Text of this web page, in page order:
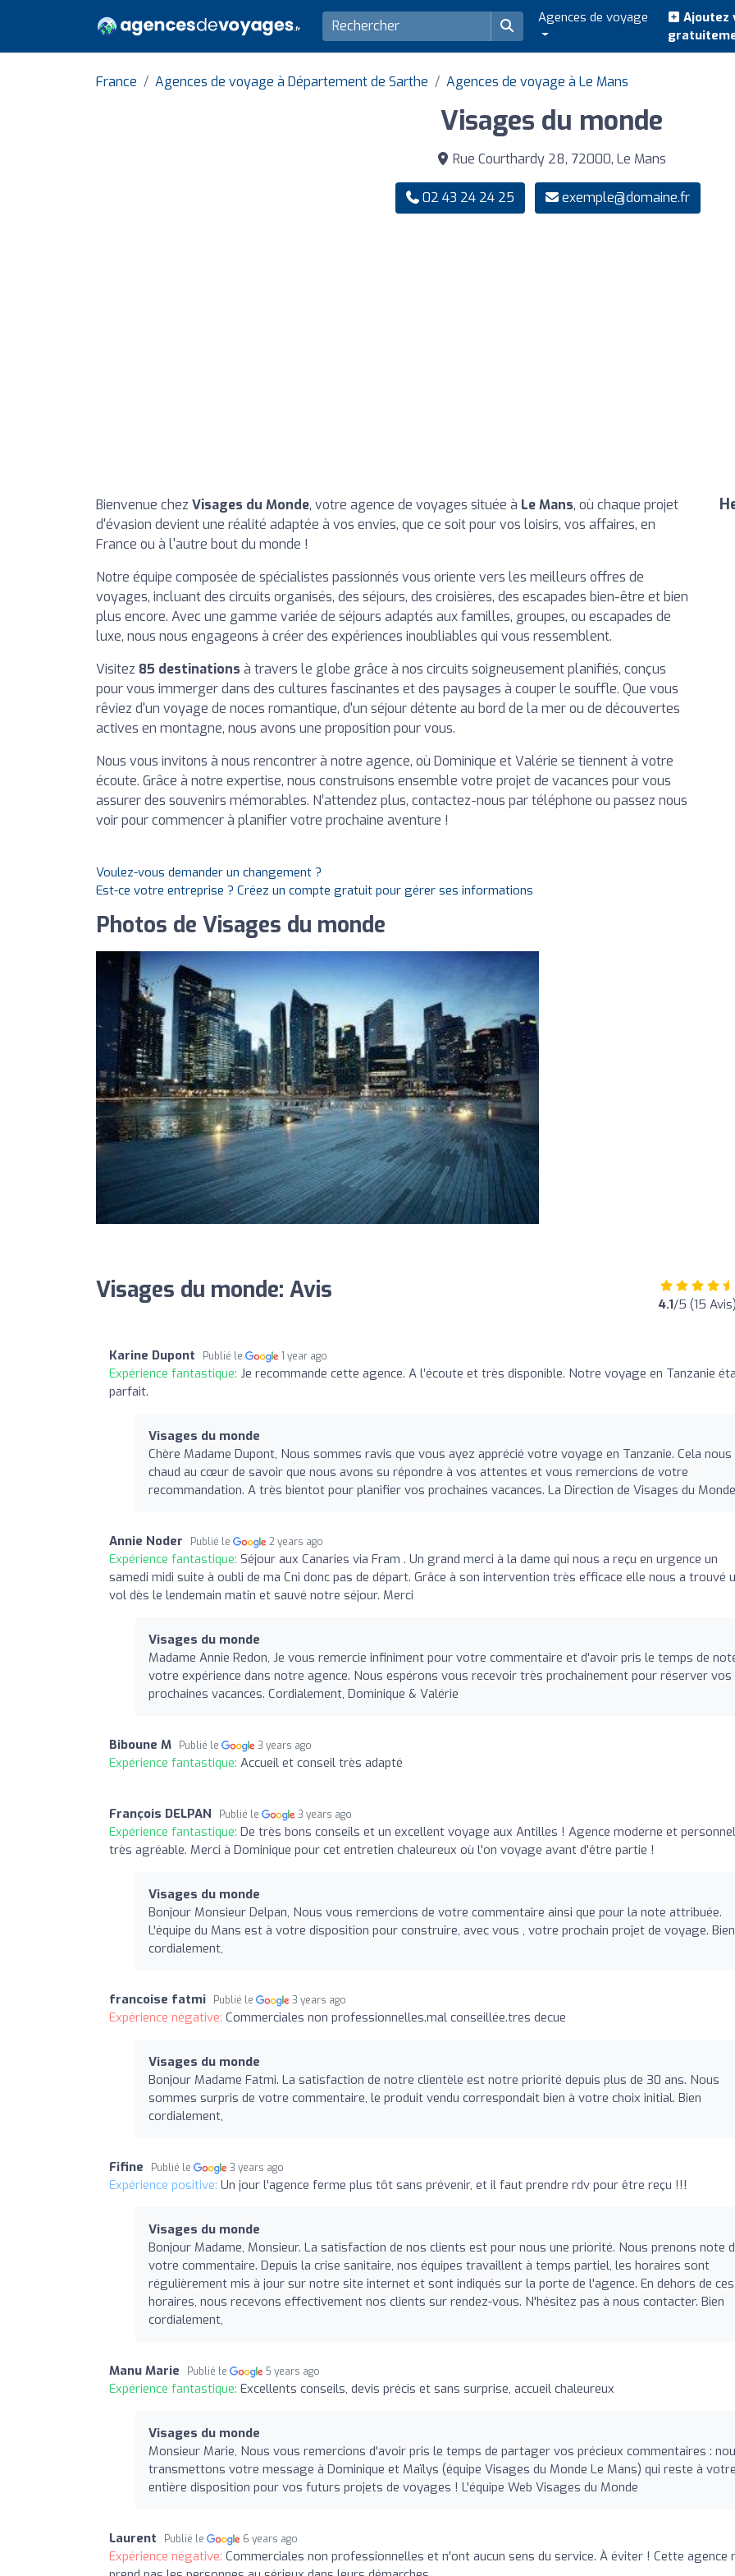
Agences de voyage
Ajoutez
France Agences de voyage à Département de Sarthe Agences de voyage à Le Mans
Visages du monde
Rue Courthardy 28, 72000, Le Mans
02 43 24 24 25 exemple@domaine.fr
Bienvenue chez Visages du Monde, votre agence de voyages située à Le Mans, où chaque projet
d'évasion devient une réalité adaptée à vos envies, que ce soit pour vos loisirs, vos affaires, en
France ou à l'autre bout du monde !
Notre équipe composée de spécialistes passionnés vous oriente vers les meilleurs offres de
voyages, incluant des circuits organisés, des séjours, des croisières, des escapades bien-être et bien
plus encore. Avec une gamme variée de séjours adaptés aux familles, groupes, ou escapades de
luxe, nous nous engageons à créer des expériences inoubliables qui vous ressemblent.
Visitez 85 destinations à travers le globe grâce à nos circuits soigneusement planifiés, conçus
pour vous immerger dans des cultures fascinantes et des paysages à couper le souffle. Que vous
rêviez d'un voyage de noces romantique, d'un séjour détente au bord de la mer ou de découvertes
actives en montagne, nous avons une proposition pour vous.
Nous vous invitons à nous rencontrer à notre agence, où Dominique et Valérie se tiennent à votre
écoute. Grâce à notre expertise, nous construisons ensemble votre projet de vacances pour vous
assurer des souvenirs mémorables. N’attendez plus, contactez-nous par téléphone ou passez nous
voir pour commencer à planifier votre prochaine aventure !
Voulez-vous demander un changement ?
Est-ce votre entreprise ? Créez un compte gratuit pour gérer ses informations
Photos de Visages du monde
Visages du monde: Avis 4.1/5 (15 Avis)
Karine Dupont Publié le 1 year ago
Expérience fantastique: Je recommande cette agence. A l’écoute et très disponible. Notre voyage en Tanzanie
parfait.
Visages du monde
Chère Madame Dupont, Nous sommes ravis que vous ayez apprécié votre voyage en Tanzanie. Cela
chaud au cœur de savoir que nous avons su répondre à vos attentes et vous remercions de votre
recommandation. A très bientot pour planifier vos prochaines vacances. La Direction de Visages du Monde
Annie Noder Publié le 2 years ago
Expérience fantastique: Séjour aux Canaries via Fram . Un grand merci à la dame qui nous a reçu en urgence un
samedi midi suite à oubli de ma Cni donc pas de départ. Grâce à son intervention très efficace elle nous a trouvé
vol dès le lendemain matin et sauvé notre séjour. Merci
Visages du monde
Madame Annie Redon, Je vous remercie infiniment pour votre commentaire et d'avoir pris le temps de
votre expérience dans notre agence. Nous espérons vous recevoir très prochainement pour réserver vos
prochaines vacances. Cordialement, Dominique & Valérie
Biboune M Publié le 3 years ago
Expérience fantastique: Accueil et conseil très adapté
François DELPAN Publié le 3 years ago
Expérience fantastique: De très bons conseils et un excellent voyage aux Antilles ! Agence moderne et personnel
très agréable. Merci à Dominique pour cet entretien chaleureux où l'on voyage avant d'être partie !
Visages du monde
Bonjour Monsieur Delpan, Nous vous remercions de votre commentaire ainsi que pour la note attribuée.
L'équipe du Mans est à votre disposition pour construire, avec vous , votre prochain projet de voyage. Bien
cordialement,
francoise fatmi Publié le 3 years ago
Expérience négative: Commerciales non professionnelles.mal conseillée.tres decue
Visages du monde
Bonjour Madame Fatmi. La satisfaction de notre clientèle est notre priorité depuis plus de 30 ans. Nous
sommes surpris de votre commentaire, le produit vendu correspondait bien à votre choix initial. Bien
cordialement,
Fifine Publié le 3 years ago
Expérience positive: Un jour l'agence ferme plus tôt sans prévenir, et il faut prendre rdv pour être reçu !!!
Visages du monde
Bonjour Madame, Monsieur. La satisfaction de nos clients est pour nous une priorité. Nous prenons note
votre commentaire. Depuis la crise sanitaire, nos équipes travaillent à temps partiel, les horaires sont
régulièrement mis à jour sur notre site internet et sont indiqués sur la porte de l'agence. En dehors de ces
horaires, nous recevons effectivement nos clients sur rendez-vous. N'hésitez pas à nous contacter. Bien
cordialement,
Manu Marie Publié le 5 years ago
Expérience fantastique: Excellents conseils, devis précis et sans surprise, accueil chaleureux
Visages du monde
Monsieur Marie, Nous vous remercions d'avoir pris le temps de partager vos précieux commentaires :
transmettons votre message à Dominique et Maïlys (équipe Visages du Monde Le Mans) qui reste à votre
entière disposition pour vos futurs projets de voyages ! L'équipe Web Visages du Monde
Laurent Publié le 6 years ago
Expérience négative: Commerciales non professionnelles et n'ont aucun sens du service. À éviter ! Cette agence